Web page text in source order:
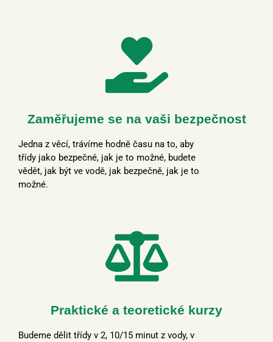
Zaměřujeme se na vaši bezpečnost
Jedna z věcí, trávíme hodně času na to, aby
třídy jako bezpečné, jak je to možné, budete
vědět, jak být ve vodě, jak bezpečně, jak je to
možné.
Praktické a teoretické kurzy
Budeme dělit třídy v 2, 10/15 minut z vody, v